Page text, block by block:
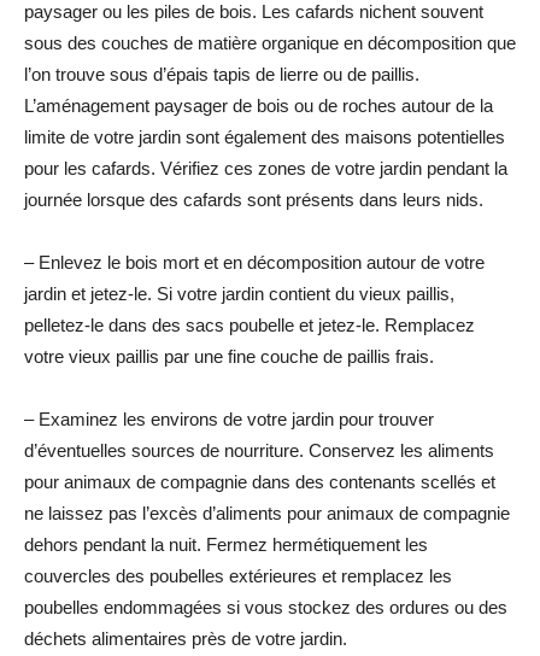
paysager ou les piles de bois. Les cafards nichent souvent
sous des couches de matière organique en décomposition que
l’on trouve sous d’épais tapis de lierre ou de paillis.
L’aménagement paysager de bois ou de roches autour de la
limite de votre jardin sont également des maisons potentielles
pour les cafards. Vérifiez ces zones de votre jardin pendant la
journée lorsque des cafards sont présents dans leurs nids.
– Enlevez le bois mort et en décomposition autour de votre
jardin et jetez-le. Si votre jardin contient du vieux paillis,
pelletez-le dans des sacs poubelle et jetez-le. Remplacez
votre vieux paillis par une fine couche de paillis frais.
– Examinez les environs de votre jardin pour trouver
d’éventuelles sources de nourriture. Conservez les aliments
pour animaux de compagnie dans des contenants scellés et
ne laissez pas l’excès d’aliments pour animaux de compagnie
dehors pendant la nuit. Fermez hermétiquement les
couvercles des poubelles extérieures et remplacez les
poubelles endommagées si vous stockez des ordures ou des
déchets alimentaires près de votre jardin.